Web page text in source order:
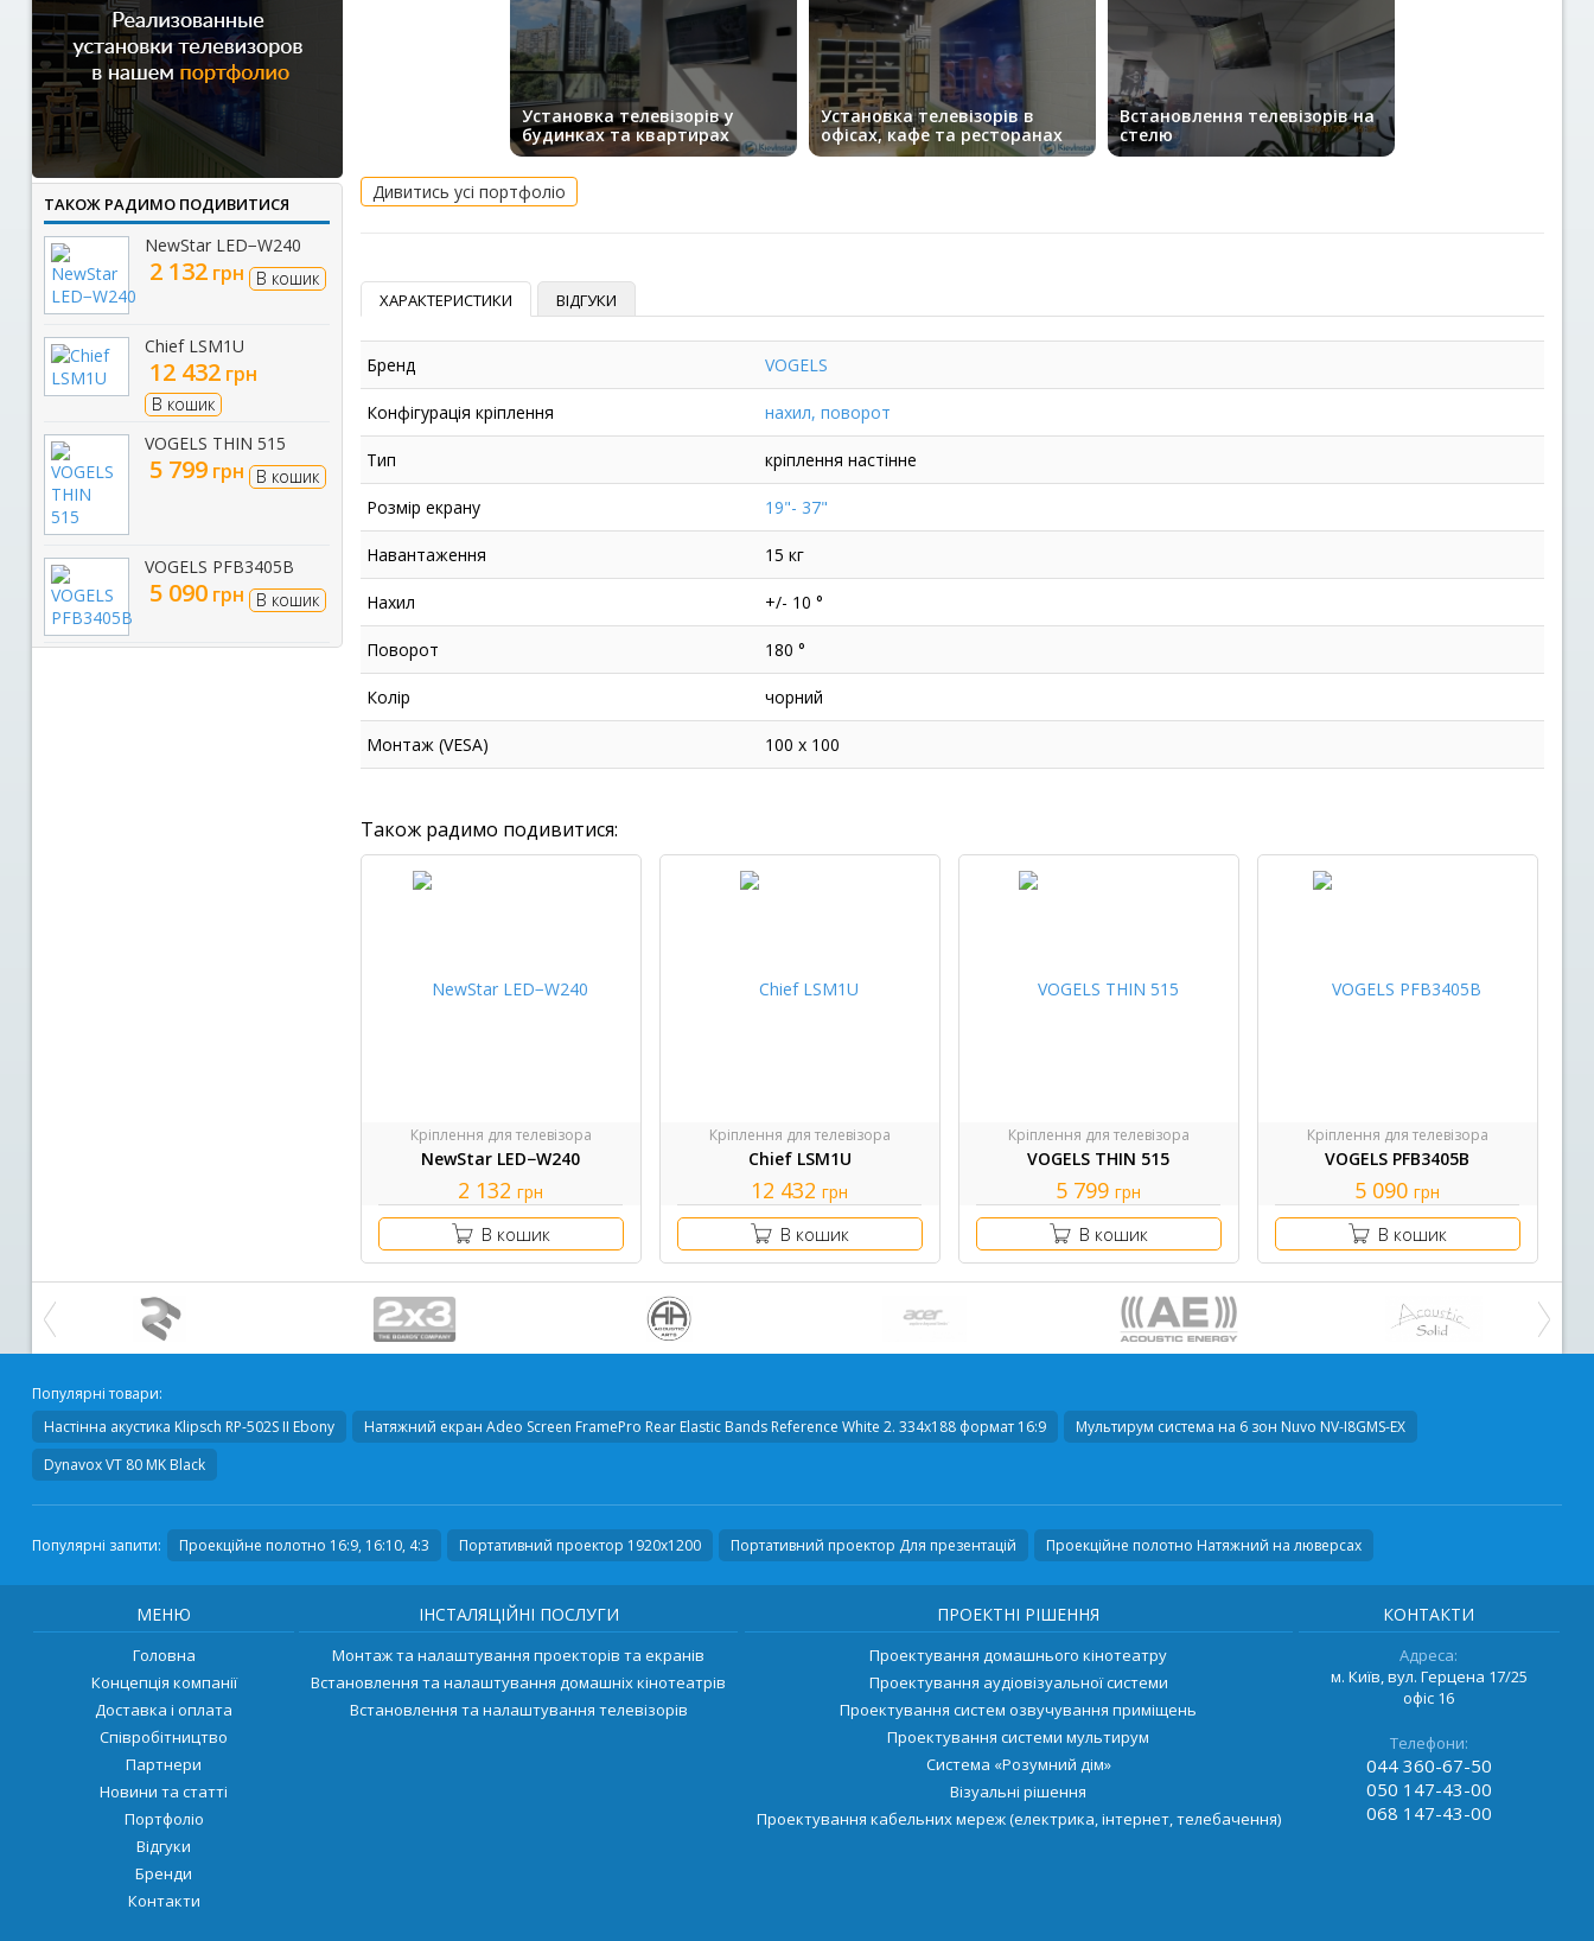
ТАКОЖ РАДИМО ПОДИВИТИСЯ
NewStar LED−W240
2 132грн В кошик
Chief LSM1U
12 432грн
В кошик
VOGELS THIN 515
5 799грн В кошик
VOGELS PFB3405B
5 090грн В кошик
Установка телевізорів у
будинках та квартирах
Установка телевізорів в
офісах, кафе та ресторанах
Встановлення телевізорів на
стелю
Дивитись усі портфоліо
ХАРАКТЕРИСТИКИ ВІДГУКИ
Бренд VOGELS
Конфігурація кріплення нахил, поворот
Тип кріплення настінне
Розмір екрану 19"- 37"
Навантаження 15 кг
Нахил +/- 10 °
Поворот 180 °
Колір чорний
Монтаж (VESA) 100 x 100
Також радимо подивитися:
Кріплення для телевізора
NewStar LED−W240
2 132 грн
В кошик
Кріплення для телевізора
Chief LSM1U
12 432грн
В кошик
Кріплення для телевізора
VOGELS THIN 515
5 799грн
В кошик
Кріплення для телевізора
VOGELS PFB3405B
5 090грн
В кошик
Популярні товари:
Настінна акустика Klipsch RP-502S II Ebony Натяжний екран Adeo Screen FramePro Rear Elastic Bands Reference White 2. 334x188 формат 16:9 Мультирум система на 6 зон Nuvo NV-I8GMS-EX
Dynavox VT 80 MK Black
Популярні запити: Проекційне полотно 16:9, 16:10, 4:3 Портативний проектор 1920x1200 Портативний проектор Для презентацій Проекційне полотно Натяжний на люверсах
МЕНЮ
Головна
Концепція компанії
Доставка і оплата
Співробітництво
Партнери
Новини та статті
Портфоліо
Відгуки
Бренди
Контакти
ІНСТАЛЯЦІЙНІ ПОСЛУГИ
Монтаж та налаштування проекторів та екранів
Встановлення та налаштування домашніх кінотеатрів
Встановлення та налаштування телевізорів
ПРОЕКТНІ РІШЕННЯ
Проектування домашнього кінотеатру
Проектування аудіовізуальної системи
Проектування систем озвучування приміщень
Проектування системи мультирум
Система «Розумний дім»
Візуальні рішення
Проектування кабельних мереж (електрика, інтернет, телебачення)
КОНТАКТИ
Адреса:
м. Київ, вул. Герцена 17/25
офіс 16
Телефони:
044360-67-50
050 147-43-00
068 147-43-00